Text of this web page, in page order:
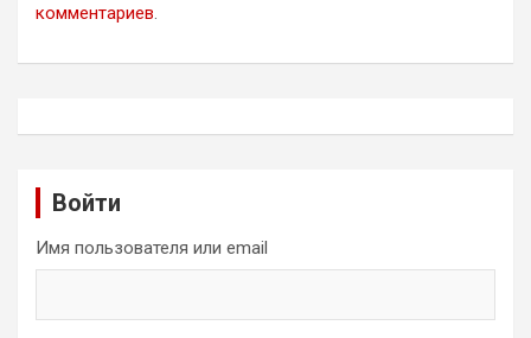
комментариев.
Войти
Имя пользователя или email